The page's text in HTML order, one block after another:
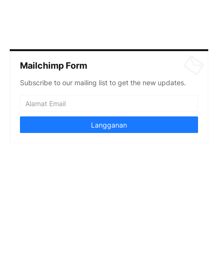
Mailchimp Form
Subscribe to our mailing list to get the new updates.